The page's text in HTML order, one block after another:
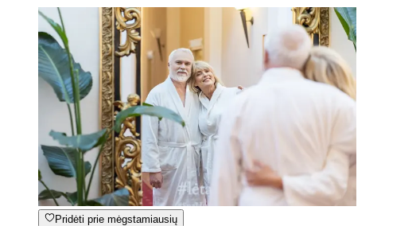
Pridėti prie mėgstamiausių